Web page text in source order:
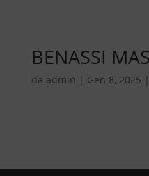
BENASSI
da admin | Gen 8, 2025 |